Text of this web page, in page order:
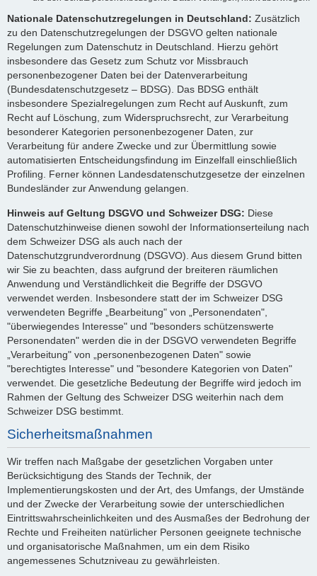
Nationale Datenschutzregelungen in Deutschland: Zusätzlich
zu den Datenschutzregelungen der DSGVO gelten nationale
Regelungen zum Datenschutz in Deutschland. Hierzu gehört
insbesondere das Gesetz zum Schutz vor Missbrauch
personenbezogener Daten bei der Datenverarbeitung
(Bundesdatenschutzgesetz – BDSG). Das BDSG enthält
insbesondere Spezialregelungen zum Recht auf Auskunft, zum
Recht auf Löschung, zum Widerspruchsrecht, zur Verarbeitung
besonderer Kategorien personenbezogener Daten, zur
Verarbeitung für andere Zwecke und zur Übermittlung sowie
automatisierten Entscheidungsfindung im Einzelfall einschließlich
Profiling. Ferner können Landesdatenschutzgesetze der einzelnen
Bundesländer zur Anwendung gelangen.
Hinweis auf Geltung DSGVO und Schweizer DSG: Diese
Datenschutzhinweise dienen sowohl der Informationserteilung nach
dem Schweizer DSG als auch nach der
Datenschutzgrundverordnung (DSGVO). Aus diesem Grund bitten
wir Sie zu beachten, dass aufgrund der breiteren räumlichen
Anwendung und Verständlichkeit die Begriffe der DSGVO
verwendet werden. Insbesondere statt der im Schweizer DSG
verwendeten Begriffe „Bearbeitung" von „Personendaten",
"überwiegendes Interesse" und "besonders schützenswerte
Personendaten" werden die in der DSGVO verwendeten Begriffe
„Verarbeitung" von „personenbezogenen Daten" sowie
"berechtigtes Interesse" und "besondere Kategorien von Daten"
verwendet. Die gesetzliche Bedeutung der Begriffe wird jedoch im
Rahmen der Geltung des Schweizer DSG weiterhin nach dem
Schweizer DSG bestimmt.
Sicherheitsmaßnahmen
Wir treffen nach Maßgabe der gesetzlichen Vorgaben unter
Berücksichtigung des Stands der Technik, der
Implementierungskosten und der Art, des Umfangs, der Umstände
und der Zwecke der Verarbeitung sowie der unterschiedlichen
Eintrittswahrscheinlichkeiten und des Ausmaßes der Bedrohung der
Rechte und Freiheiten natürlicher Personen geeignete technische
und organisatorische Maßnahmen, um ein dem Risiko
angemessenes Schutzniveau zu gewährleisten.